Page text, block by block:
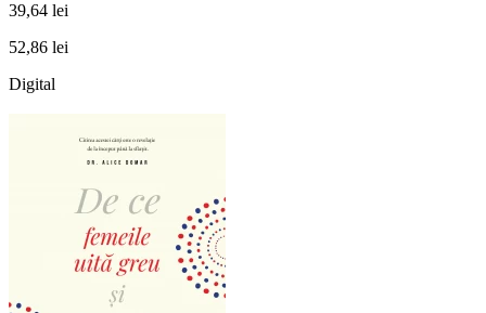
39,64 lei
52,86 lei
Digital